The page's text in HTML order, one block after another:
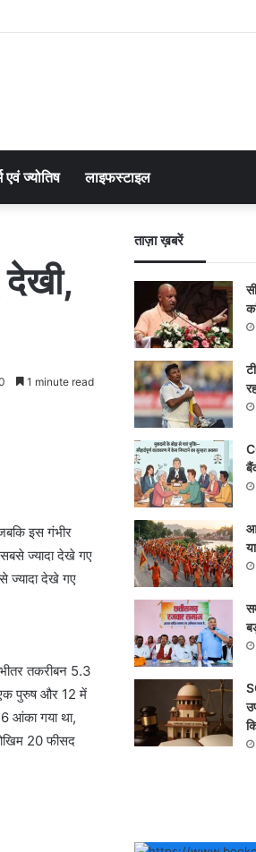
एवं ज्योतिष लाइफस्टाइल
देखी,
1 minute read
इस गंभीर
ज्यादा देखे गए
ज्यादा देखे गए
तकरीबन 5.3
एक पुरुष और 12 में
आंका गया था,
20 फीसद
ताज़ा ख़बरें